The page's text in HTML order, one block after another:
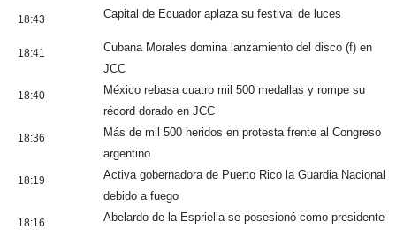
18:43 Capital de Ecuador aplaza su festival de luces
18:41
Cubana Morales domina lanzamiento del disco (f) en
JCC
18:40
México rebasa cuatro mil 500 medallas y rompe su
récord dorado en JCC
18:36
Más de mil 500 heridos en protesta frente al Congreso
argentino
18:19
Activa gobernadora de Puerto Rico la Guardia Nacional
debido a fuego
18:16
Abelardo de la Espriella se posesionó como presidente